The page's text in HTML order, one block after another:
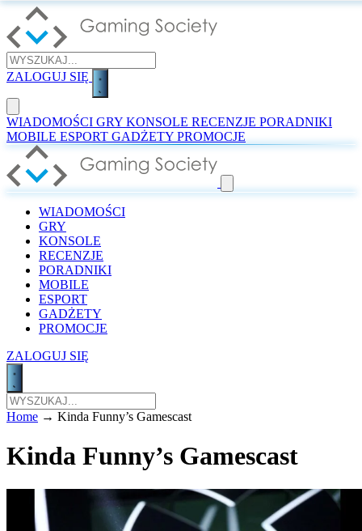
ZALOGUJ SIĘ
WIADOMOŚCI GRY KONSOLE RECENZJE PORADNIKI
MOBILE ESPORT GADŻETY PROMOCJE
WIADOMOŚCI
GRY
KONSOLE
RECENZJE
PORADNIKI
MOBILE
ESPORT
GADŻETY
PROMOCJE
ZALOGUJ SIĘ
Home → Kinda Funny’s Gamescast
Kinda Funny’s Gamescast